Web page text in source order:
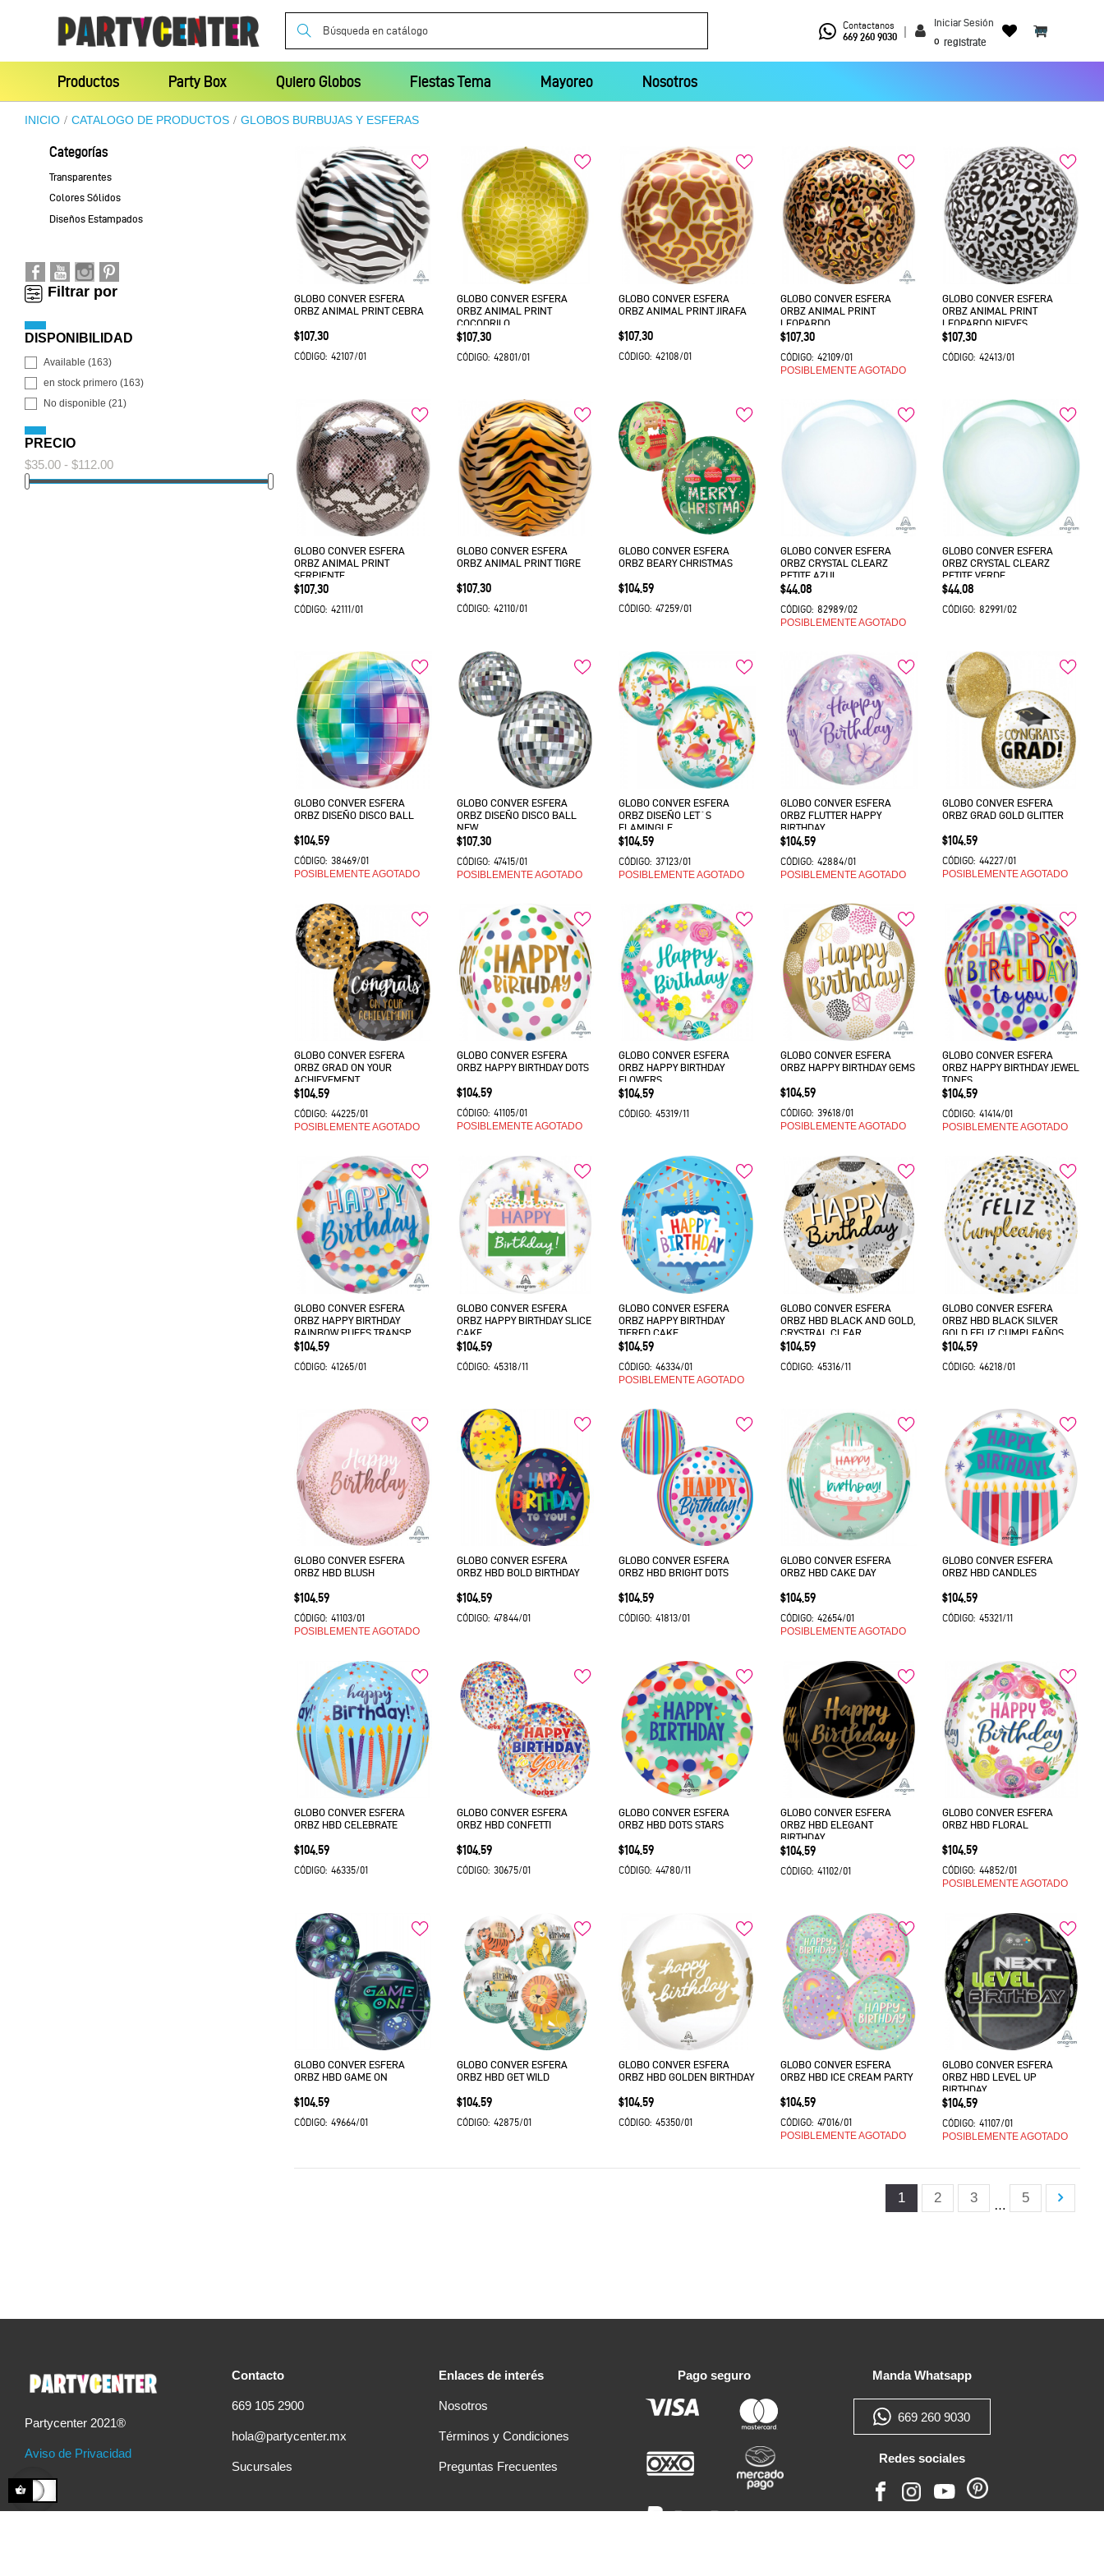
Contactanos
669 260 9030 |
Iniciar Sesión
o registrate
Productos Party Box Quiero Globos Fiestas Tema Mayoreo Nosotros
INICIO CATALOGO DE PRODUCTOS GLOBOS BURBUJAS Y ESFERAS
categorías
Transparentes
Colores Sólidos
Diseños Estampados
filtrar por
DISPONIBILIDAD
Available (163)
en stock primero (163)
No disponible (21)
PRECIO
$35.00 - $112.00
GLOBO CONVER ESFERA
ORBZ ANIMAL PRINT CEBRA
Precio
$107.30
CÓDIGO: 42107/01
GLOBO CONVER ESFERA
ORBZ ANIMAL PRINT
COCODRILO
Precio
$107.30
CÓDIGO: 42801/01
GLOBO CONVER ESFERA
ORBZ ANIMAL PRINT JIRAFA
Precio
$107.30
CÓDIGO: 42108/01
GLOBO CONVER ESFERA
ORBZ ANIMAL PRINT
LEOPARDO
Precio
$107.30
CÓDIGO: 42109/01
POSIBLEMENTE AGOTADO
GLOBO CONVER ESFERA
ORBZ ANIMAL PRINT
LEOPARDO NIEVES
Precio
$107.30
CÓDIGO: 42413/01
GLOBO CONVER ESFERA
ORBZ ANIMAL PRINT
SERPIENTE
Precio
$107.30
CÓDIGO: 42111/01
GLOBO CONVER ESFERA
ORBZ ANIMAL PRINT TIGRE
Precio
$107.30
CÓDIGO: 42110/01
GLOBO CONVER ESFERA
ORBZ BEARY CHRISTMAS
Precio
$104.59
CÓDIGO: 47259/01
GLOBO CONVER ESFERA
ORBZ CRYSTAL CLEARZ
PETITE AZUL
Precio
$44.08
CÓDIGO: 82989/02
POSIBLEMENTE AGOTADO
GLOBO CONVER ESFERA
ORBZ CRYSTAL CLEARZ
PETITE VERDE
Precio
$44.08
CÓDIGO: 82991/02
GLOBO CONVER ESFERA
ORBZ DISEÑO DISCO BALL
Precio
$104.59
CÓDIGO: 38469/01
POSIBLEMENTE AGOTADO
GLOBO CONVER ESFERA
ORBZ DISEÑO DISCO BALL
NEW
Precio
$107.30
CÓDIGO: 47415/01
POSIBLEMENTE AGOTADO
GLOBO CONVER ESFERA
ORBZ DISEÑO LET´S
FLAMINGLE
Precio
$104.59
CÓDIGO: 37123/01
POSIBLEMENTE AGOTADO
GLOBO CONVER ESFERA
ORBZ FLUTTER HAPPY
BIRTHDAY
Precio
$104.59
CÓDIGO: 42884/01
POSIBLEMENTE AGOTADO
GLOBO CONVER ESFERA
ORBZ GRAD GOLD GLITTER
Precio
$104.59
CÓDIGO: 44227/01
POSIBLEMENTE AGOTADO
GLOBO CONVER ESFERA
ORBZ GRAD ON YOUR
ACHIEVEMENT
Precio
$104.59
CÓDIGO: 44225/01
POSIBLEMENTE AGOTADO
GLOBO CONVER ESFERA
ORBZ HAPPY BIRTHDAY DOTS
Precio
$104.59
CÓDIGO: 41105/01
POSIBLEMENTE AGOTADO
GLOBO CONVER ESFERA
ORBZ HAPPY BIRTHDAY
FLOWERS
Precio
$104.59
CÓDIGO: 45319/11
GLOBO CONVER ESFERA
ORBZ HAPPY BIRTHDAY GEMS
Precio
$104.59
CÓDIGO: 39618/01
POSIBLEMENTE AGOTADO
GLOBO CONVER ESFERA
ORBZ HAPPY BIRTHDAY JEWEL
TONES
Precio
$104.59
CÓDIGO: 41414/01
POSIBLEMENTE AGOTADO
GLOBO CONVER ESFERA
ORBZ HAPPY BIRTHDAY
RAINBOW PUFFS TRANSP
Precio
$104.59
CÓDIGO: 41265/01
GLOBO CONVER ESFERA
ORBZ HAPPY BIRTHDAY SLICE
CAKE
Precio
$104.59
CÓDIGO: 45318/11
GLOBO CONVER ESFERA
ORBZ HAPPY BIRTHDAY
TIERED CAKE
Precio
$104.59
CÓDIGO: 46334/01
POSIBLEMENTE AGOTADO
GLOBO CONVER ESFERA
ORBZ HBD BLACK AND GOLD,
CRYSTRAL CLEAR
Precio
$104.59
CÓDIGO: 45316/11
GLOBO CONVER ESFERA
ORBZ HBD BLACK SILVER
GOLD FELIZ CUMPLEAÑOS
Precio
$104.59
CÓDIGO: 46218/01
GLOBO CONVER ESFERA
ORBZ HBD BLUSH
Precio
$104.59
CÓDIGO: 41103/01
POSIBLEMENTE AGOTADO
GLOBO CONVER ESFERA
ORBZ HBD BOLD BIRTHDAY
Precio
$104.59
CÓDIGO: 47844/01
GLOBO CONVER ESFERA
ORBZ HBD BRIGHT DOTS
Precio
$104.59
CÓDIGO: 41813/01
GLOBO CONVER ESFERA
ORBZ HBD CAKE DAY
Precio
$104.59
CÓDIGO: 42654/01
POSIBLEMENTE AGOTADO
GLOBO CONVER ESFERA
ORBZ HBD CANDLES
Precio
$104.59
CÓDIGO: 45321/11
GLOBO CONVER ESFERA
ORBZ HBD CELEBRATE
Precio
$104.59
CÓDIGO: 46335/01
GLOBO CONVER ESFERA
ORBZ HBD CONFETTI
Precio
$104.59
CÓDIGO: 30675/01
GLOBO CONVER ESFERA
ORBZ HBD DOTS STARS
Precio
$104.59
CÓDIGO: 44780/11
GLOBO CONVER ESFERA
ORBZ HBD ELEGANT
BIRTHDAY
Precio
$104.59
CÓDIGO: 41102/01
GLOBO CONVER ESFERA
ORBZ HBD FLORAL
Precio
$104.59
CÓDIGO: 44852/01
POSIBLEMENTE AGOTADO
GLOBO CONVER ESFERA
ORBZ HBD GAME ON
Precio
$104.59
CÓDIGO: 49664/01
GLOBO CONVER ESFERA
ORBZ HBD GET WILD
Precio
$104.59
CÓDIGO: 42875/01
GLOBO CONVER ESFERA
ORBZ HBD GOLDEN BIRTHDAY
Precio
$104.59
CÓDIGO: 45350/01
GLOBO CONVER ESFERA
ORBZ HBD ICE CREAM PARTY
Precio
$104.59
CÓDIGO: 47016/01
POSIBLEMENTE AGOTADO
GLOBO CONVER ESFERA
ORBZ HBD LEVEL UP
BIRTHDAY
Precio
$104.59
CÓDIGO: 41107/01
POSIBLEMENTE AGOTADO
1 2 3 … 5
Partycenter 2021®
Aviso de Privacidad
Contacto
669 105 2900
hola@partycenter.mx
Sucursales
Enlaces de interés
Nosotros
Términos y Condiciones
Preguntas Frecuentes
Pago seguro Manda Whatsapp
669 260 9030
Redes sociales